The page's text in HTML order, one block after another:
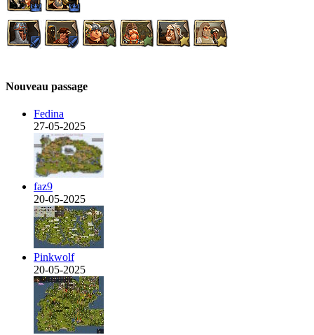
Nouveau passage
Fedina
27-05-2025
faz9
20-05-2025
Pinkwolf
20-05-2025